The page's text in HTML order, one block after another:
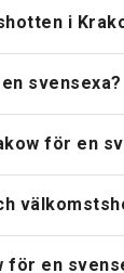
i
svensexa?
för en
för en